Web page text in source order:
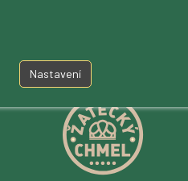
Nastavení